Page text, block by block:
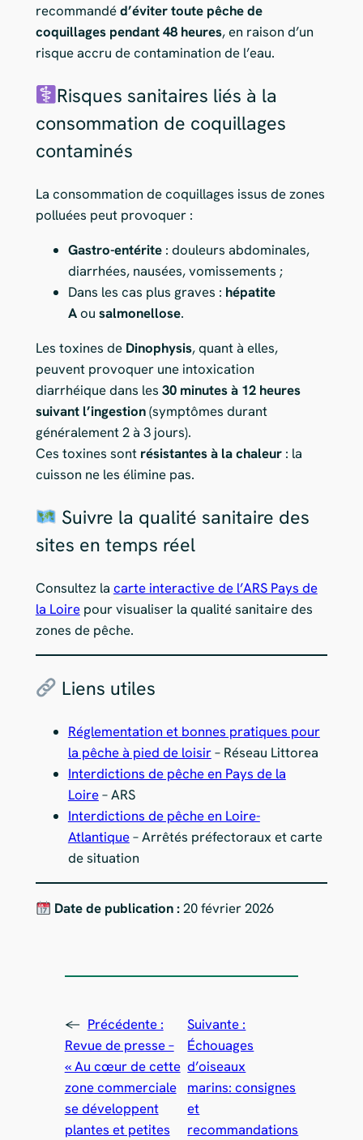
recommandéd’éviter toute pêche de
coquillages pendant 48 heures, en raison d’un
risque accru de contamination de l’eau.
Risques sanitaires liés à la
consommation de coquillages
contaminés
La consommation de coquillages issus de zones
polluées peut provoquer :
Gastro-entérite: douleurs abdominales,
diarrhées, nausées, vomissements ;
Dans les cas plus graves : hépatite
Aou salmonellose.
Les toxines de Dinophysis, quant à elles,
peuvent provoquer une intoxication
diarrhéique dans les 30 minutes à 12 heures
suivant l’ingestion(symptômes durant
généralement 2 à 3 jours).
Ces toxines sont résistantes à la chaleur: la
cuisson ne les élimine pas.
Suivre la qualité sanitaire des
sites en temps réel
Consultez la carte interactive de l’ARS Pays de
la Loirepour visualiser la qualité sanitaire des
zones de pêche.
Liens utiles
Réglementation et bonnes pratiques pour
la pêche à pied de loisir– Réseau Littorea
Interdictions de pêche en Pays de la
Loire– ARS
Interdictions de pêche en Loire-
Atlantique– Arrêtés préfectoraux et carte
de situation
Date de publication :20 février 2026
← Précédente :
Revue de presse –
« Au cœur de cette
zone commerciale
se développent
plantes et petites
Suivante :
Échouages
d’oiseaux
marins: consignes
et
recommandations